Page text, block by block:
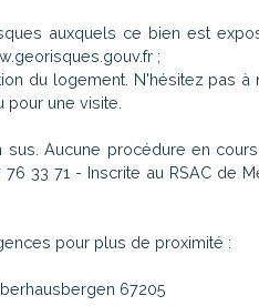
auxquels ce bien est
;
du logement. N'hésitez pas à
une visite.
sus. Aucune procédure en
76 33 71 - Inscrite au RSAC de
pour plus de proximité :
67205